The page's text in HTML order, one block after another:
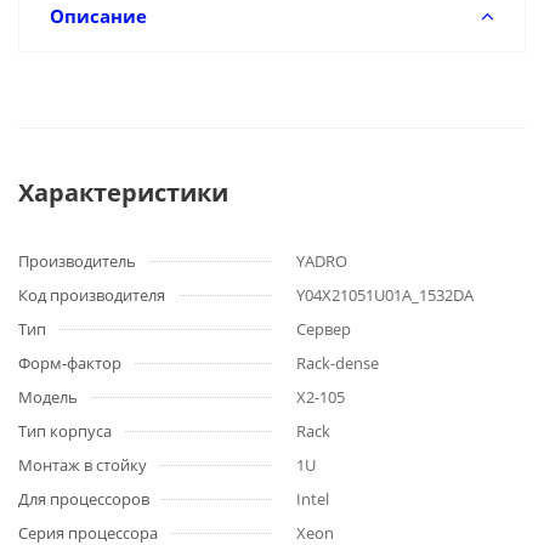
Описание
Характеристики
Производитель
YADRO
Код производителя
Y04X21051U01A_1532DA
Тип
Сервер
Форм-фактор
Rack-dense
Модель
X2-105
Тип корпуса
Rack
Монтаж в стойку
1U
Для процессоров
Intel
Серия процессора
Xeon